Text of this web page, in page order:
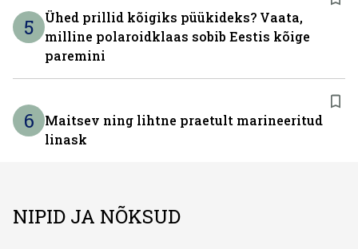
5
Ühed prillid kõigiks püükideks? Vaata,
milline polaroidklaas sobib Eestis kõige
paremini
6
Maitsev ning lihtne praetult marineeritud
linask
NIPID JA NÕKSUD